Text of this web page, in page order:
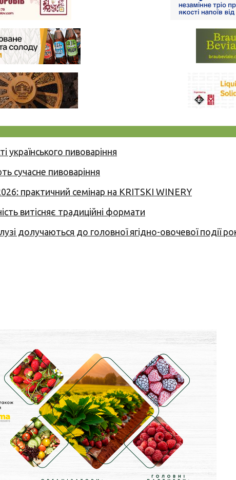
пивоваріння
сучасне пивоваріння
практичний семінар на KRITSKI WINERY
витісняє традиційні формати
долучаються до головної ягідно-овочевої події